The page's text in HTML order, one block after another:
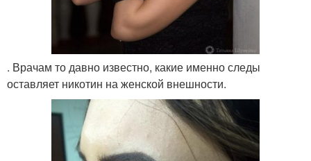
. Врачам то давно известно, какие именно следы
оставляет никотин на женской внешности.